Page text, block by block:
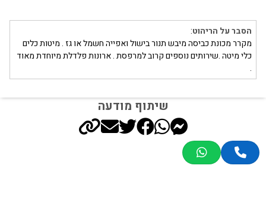
הסבר על הריהוט:
מקרר מכונת כביסה מיבש תנור בישול ואפייה חשמל או גז . מיטות כלים
כלי מיטה .שירותים נוספים קרוב למרפסת . ארונות פלדלת מיוחדת מאוד
.
שיתוף מודעה